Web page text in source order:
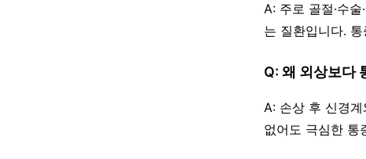
A: 주로 골절·수
는 질환입니다.
Q: 왜 외상보다
A: 손상 후 신경
없어도 극심한 통